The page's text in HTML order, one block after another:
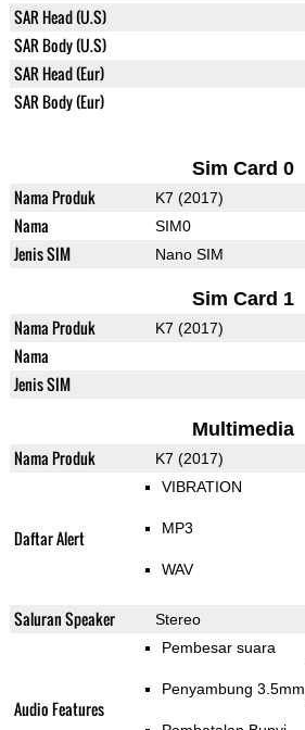
SAR Head (U.S)
SAR Body (U.S)
SAR Head (Eur)
SAR Body (Eur)
Sim Card 0
Nama Produk K7 (2017)
Nama SIM0
Jenis SIM Nano SIM
Sim Card 1
Nama Produk K7 (2017)
Nama
Jenis SIM
Multimedia
Nama Produk K7 (2017)
Daftar Alert
VIBRATION
MP3
WAV
Saluran Speaker Stereo
Audio Features
Pembesar suara
Penyambung 3.5mm